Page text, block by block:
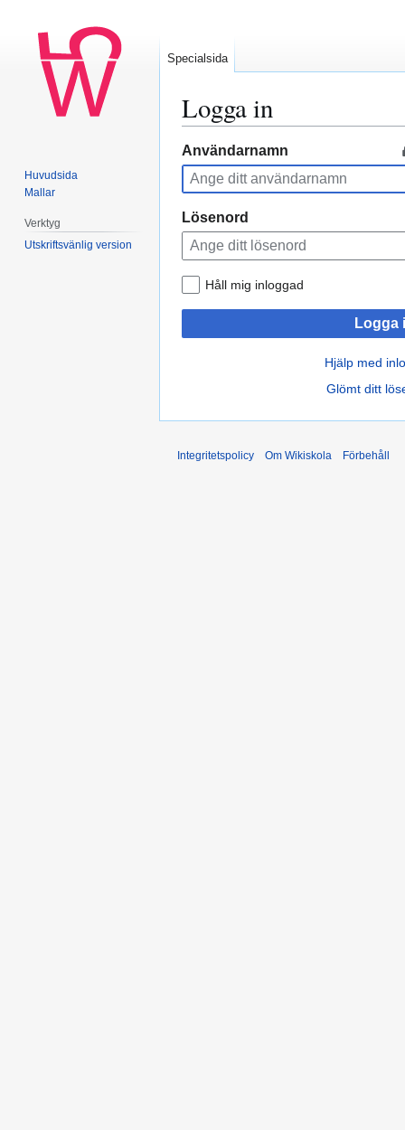
Logga in
Hoppa
till
navigering
Hoppa
till
sök
Användarnamn
Lösenord
Håll mig inloggad
Logga
Hjälp med
Glömt ditt
Specialsida
Huvudsida
Mallar
Verktyg
Utskriftsvänlig version
Integritetspolicy Om Wikiskola Förbehåll